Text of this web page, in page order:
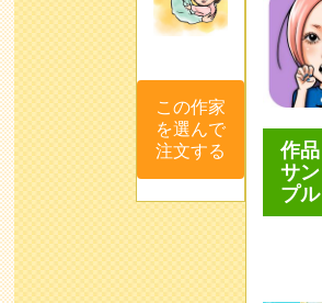
この作家
を選んで
注文する
作品
サン
プル